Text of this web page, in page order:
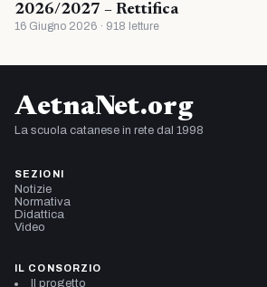
2026/2027 – Rettifica
16 Giugno 2026 · 918 letture
AetnaNet.org
La scuola catanese in rete dal 1998
SEZIONI
Notizie
Normativa
Didattica
Video
IL CONSORZIO
Il progetto